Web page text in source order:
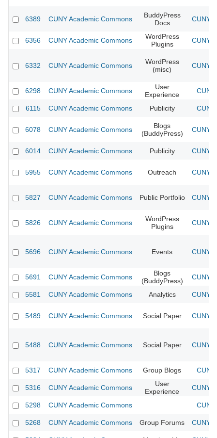
6389 CUNY Academic Commons
BuddyPress
Docs
CUNY
6356 CUNY Academic Commons
WordPress
Plugins
CUNY
6332 CUNY Academic Commons
WordPress
(misc)
CUNY
6298 CUNY Academic Commons
User
Experience
6115 CUNY Academic Commons Publicity
6078 CUNY Academic Commons
Blogs
(BuddyPress)
CUNY
6014 CUNY Academic Commons Publicity CUNY
5955 CUNY Academic Commons Outreach CUNY
5827 CUNY Academic Commons Public Portfolio CUNY
5826 CUNY Academic Commons
WordPress
Plugins
CUNY
5696 CUNY Academic Commons Events CUNY
5691 CUNY Academic Commons
Blogs
(BuddyPress)
CUNY
5581 CUNY Academic Commons Analytics CUNY
5489 CUNY Academic Commons Social Paper CUNY
5488 CUNY Academic Commons Social Paper CUNY
5317 CUNY Academic Commons Group Blogs
5316 CUNY Academic Commons
User
Experience
CUNY
5298 CUNY Academic Commons
5268 CUNY Academic Commons Group Forums CUNY